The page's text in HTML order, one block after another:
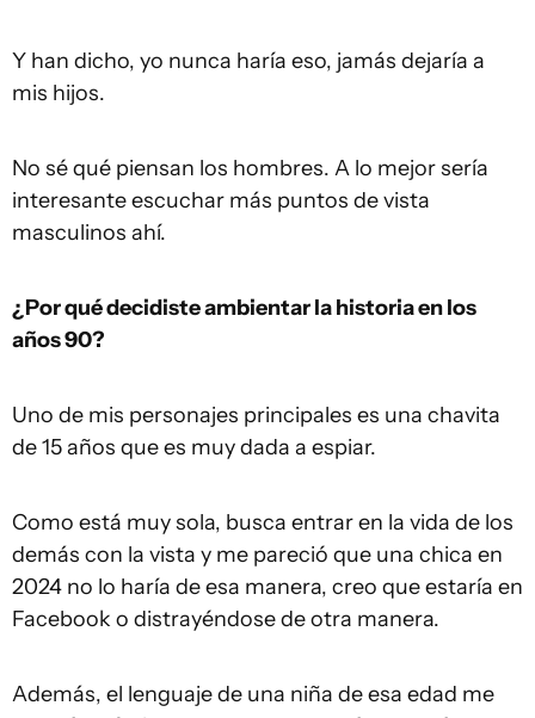
Y han dicho, yo nunca haría eso, jamás dejaría a
mis hijos.
No sé qué piensan los hombres. A lo mejor sería
interesante escuchar más puntos de vista
masculinos ahí.
¿Por qué decidiste ambientar la historia en los
años 90?
Uno de mis personajes principales es una chavita
de 15 años que es muy dada a espiar.
Como está muy sola, busca entrar en la vida de los
demás con la vista y me pareció que una chica en
2024 no lo haría de esa manera, creo que estaría en
Facebook o distrayéndose de otra manera.
Además, el lenguaje de una niña de esa edad me